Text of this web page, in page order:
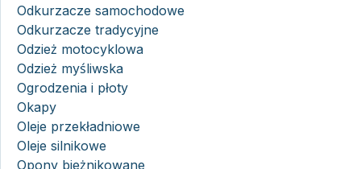
Odkurzacze samochodowe
Odkurzacze tradycyjne
Odzież motocyklowa
Odzież myśliwska
Ogrodzenia i płoty
Okapy
Oleje przekładniowe
Oleje silnikowe
Opony bieżnikowane